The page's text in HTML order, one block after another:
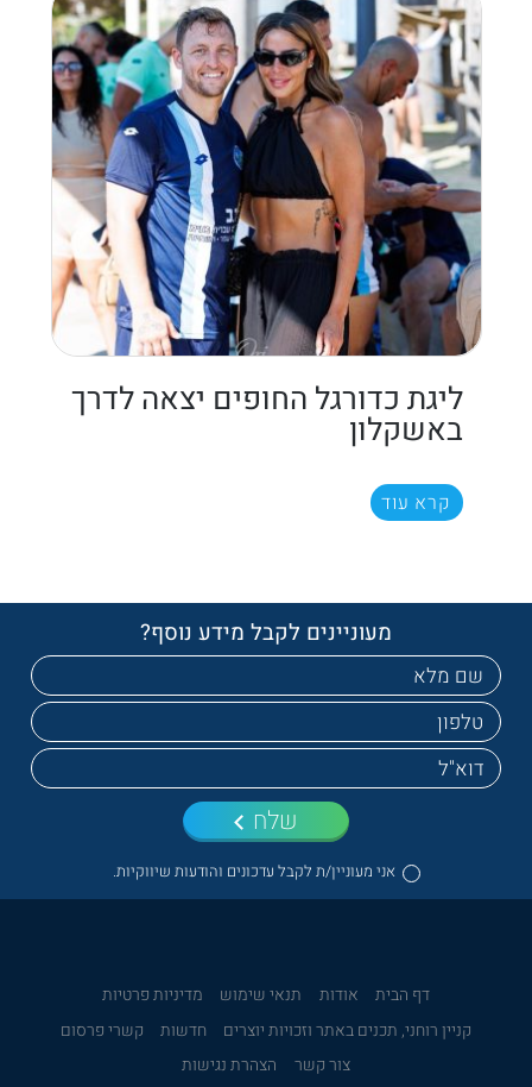
ליגת כדורגל החופים יצאה לדרך
באשקלון
קרא עוד
מעוניינים לקבל מידע נוסף?
אני מעוניין/ת לקבל עדכונים והודעות שיווקיות.
שלח
דף הבית אודות תנאי שימוש
מדיניות פרטיות
קניין רוחני, תכנים באתר וזכויות יוצרים
חדשות
קשרי פרסום
צור קשר
הצהרת נגישות